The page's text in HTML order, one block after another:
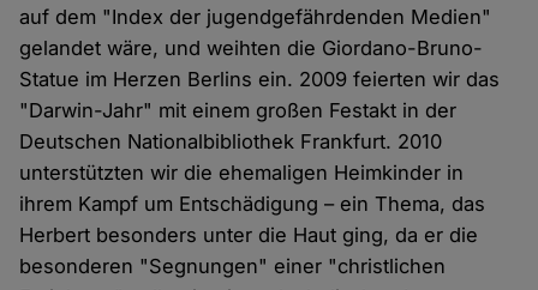
auf dem "Index der jugendgefährdenden Medien"
gelandet wäre, und weihten die Giordano-Bruno-
Statue im Herzen Berlins ein. 2009 feierten wir das
"Darwin-Jahr" mit einem großen Festakt in der
Deutschen Nationalbibliothek Frankfurt. 2010
unterstützten wir die ehemaligen Heimkinder in
ihrem Kampf um Entschädigung – ein Thema, das
Herbert besonders unter die Haut ging, da er die
besonderen "Segnungen" einer "christlichen